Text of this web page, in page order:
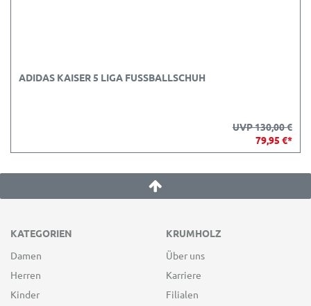
ADIDAS KAISER 5 LIGA FUSSBALLSCHUH
UVP 130,00 €
79,95 €*
KATEGORIEN
Damen
Herren
Kinder
KRUMHOLZ
Über uns
Karriere
Filialen